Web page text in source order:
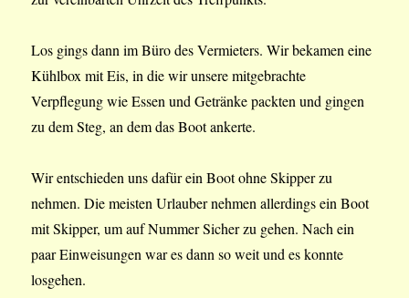
Los gings dann im Büro des Vermieters. Wir bekamen eine
Kühlbox mit Eis, in die wir unsere mitgebrachte
Verpflegung wie Essen und Getränke packten und gingen
zu dem Steg, an dem das Boot ankerte.
Wir entschieden uns dafür ein Boot ohne Skipper zu
nehmen. Die meisten Urlauber nehmen allerdings ein Boot
mit Skipper, um auf Nummer Sicher zu gehen. Nach ein
paar Einweisungen war es dann so weit und es konnte
losgehen.